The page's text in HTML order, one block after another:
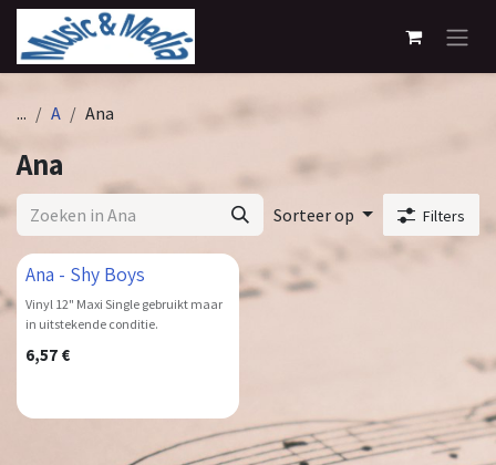
Overslaan naar inhoud
... A Ana
Ana
Sorteer op Filters
Ana - Shy Boys
Vinyl 12" Maxi Single gebruikt maar
in uitstekende conditie.
6,57 €